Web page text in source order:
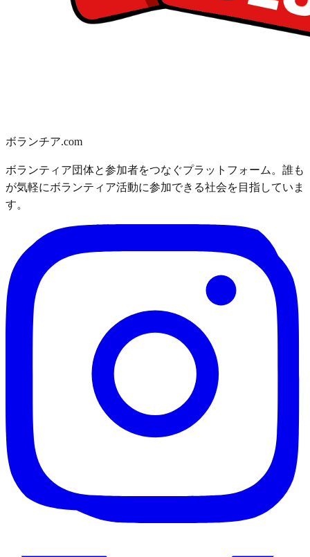
ボランチア.com
ボランティア団体と参加者をつなぐプラットフォーム。誰も
が気軽にボランティア活動に参加できる社会を目指していま
す。